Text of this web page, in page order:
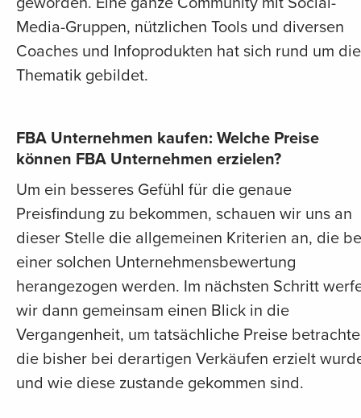
Media-Gruppen, nützlichen Tools und diversen
Coaches und Infoprodukten hat sich rund um
Thematik gebildet.
FBA Unternehmen kaufen: Welche Preise
können FBA Unternehmen erzielen?
Um ein besseres Gefühl für die genaue
Preisfindung zu bekommen, schauen wir uns an
dieser Stelle die allgemeinen Kriterien an, die
einer solchen Unternehmensbewertung
herangezogen werden. Im nächsten Schritt
wir dann gemeinsam einen Blick in die
Vergangenheit, um tatsächliche Preise
die bisher bei derartigen Verkäufen erzielt
und wie diese zustande gekommen sind.